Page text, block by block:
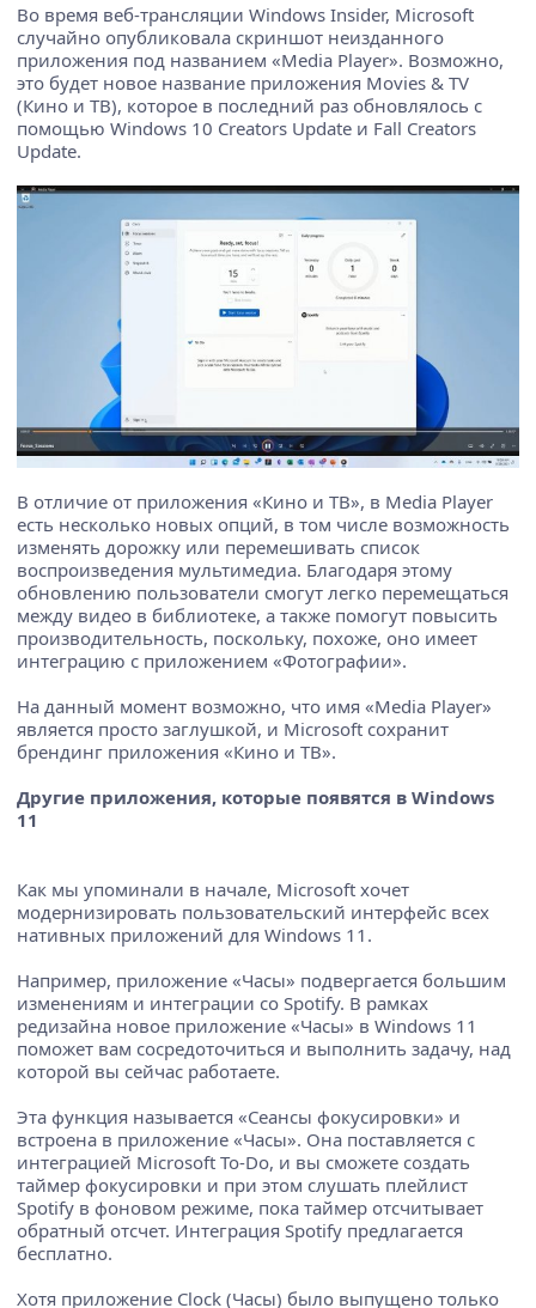
Во время веб-трансляции Windows Insider, Microsoft
случайно опубликовала скриншот неизданного
приложения под названием «Media Player». Возможно,
это будет новое название приложения Movies & TV
(Кино и ТВ), которое в последний раз обновлялось с
помощью Windows 10 Creators Update и Fall Creators
Update.
В отличие от приложения «Кино и ТВ», в Media Player
есть несколько новых опций, в том числе возможность
изменять дорожку или перемешивать список
воспроизведения мультимедиа. Благодаря этому
обновлению пользователи смогут легко перемещаться
между видео в библиотеке, а также помогут повысить
производительность, поскольку, похоже, оно имеет
интеграцию с приложением «Фотографии».
На данный момент возможно, что имя «Media Player»
является просто заглушкой, и Microsoft сохранит
брендинг приложения «Кино и ТВ».
Другие приложения, которые появятся в Windows
11
Как мы упоминали в начале, Microsoft хочет
модернизировать пользовательский интерфейс всех
нативных приложений для Windows 11.
Например, приложение «Часы» подвергается большим
изменениям и интеграции со Spotify. В рамках
редизайна новое приложение «Часы» в Windows 11
поможет вам сосредоточиться и выполнить задачу, над
которой вы сейчас работаете.
Эта функция называется «Сеансы фокусировки» и
встроена в приложение «Часы». Она поставляется с
интеграцией Microsoft To-Do, и вы сможете создать
таймер фокусировки и при этом слушать плейлист
Spotify в фоновом режиме, пока таймер отсчитывает
обратный отсчет. Интеграция Spotify предлагается
бесплатно.
Хотя приложение Clock (Часы) было выпущено только